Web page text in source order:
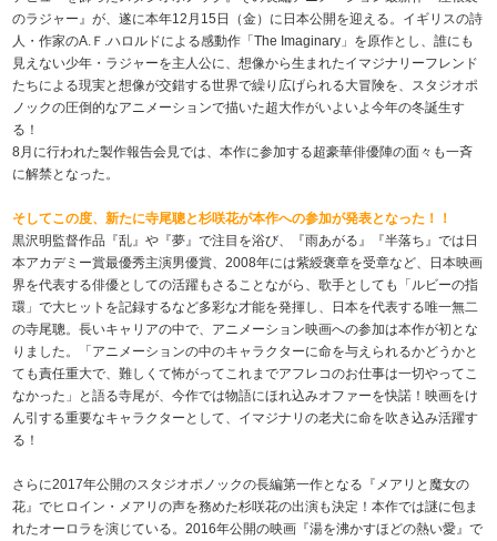
のラジャー』が、遂に本年12月15日（金）に日本公開を迎える。イギリスの詩
人・作家のA.Ｆ.ハロルドによる感動作「The Imaginary」を原作とし、誰にも
見えない少年・ラジャーを主人公に、想像から生まれたイマジナリーフレンド
たちによる現実と想像が交錯する世界で繰り広げられる大冒険を、スタジオポ
ノックの圧倒的なアニメーションで描いた超大作がいよいよ今年の冬誕生す
る！
8月に行われた製作報告会見では、本作に参加する超豪華俳優陣の面々も一斉
に解禁となった。
そしてこの度、新たに寺尾聰と杉咲花が本作への参加が発表となった！！
黒沢明監督作品『乱』や『夢』で注目を浴び、『雨あがる』『半落ち』では日
本アカデミー賞最優秀主演男優賞、2008年には紫綬褒章を受章など、日本映画
界を代表する俳優としての活躍もさることながら、歌手としても「ルビーの指
環」で大ヒットを記録するなど多彩な才能を発揮し、日本を代表する唯一無二
の寺尾聰。長いキャリアの中で、アニメーション映画への参加は本作が初とな
りました。「アニメーションの中のキャラクターに命を与えられるかどうかと
ても責任重大で、難しくて怖がってこれまでアフレコのお仕事は一切やってこ
なかった」と語る寺尾が、今作では物語にほれ込みオファーを快諾！映画をけ
ん引する重要なキャラクターとして、イマジナリの老犬に命を吹き込み活躍す
る！
さらに2017年公開のスタジオポノックの長編第一作となる『メアリと魔女の
花』でヒロイン・メアリの声を務めた杉咲花の出演も決定！本作では謎に包ま
れたオーロラを演じている。2016年公開の映画『湯を沸かすほどの熱い愛』で